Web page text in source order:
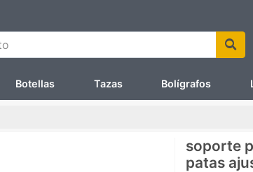
Botellas Tazas Bolígrafos
soporte
patas